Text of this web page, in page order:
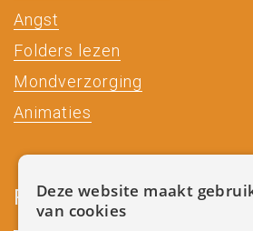
Angst
Folders lezen
Mondverzorging
Animaties
Partners
Deze website maakt
van cookies